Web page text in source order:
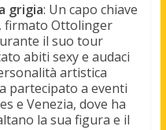
grigia: Un capo chiave
firmato Ottolinger
il suo tour
abiti sexy e audaci
artistica
partecipato a eventi
e Venezia, dove ha
la sua figura e il